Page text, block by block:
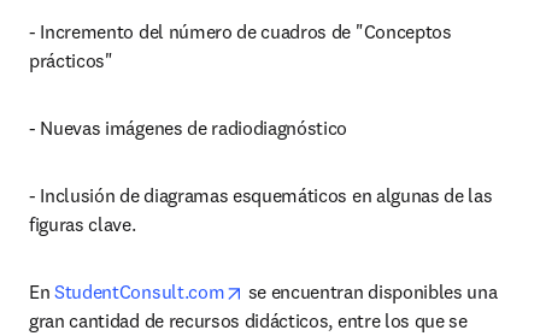
- Incremento del número de cuadros de "Conceptos
prácticos"
- Nuevas imágenes de radiodiagnóstico
- Inclusión de diagramas esquemáticos en algunas de las
figuras clave.
En StudentConsult.com opens in new tab/window
se encuentran disponibles una
gran cantidad de recursos didácticos, entre los que se